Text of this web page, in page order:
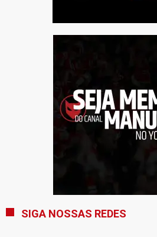
SIGA NOSSAS REDES